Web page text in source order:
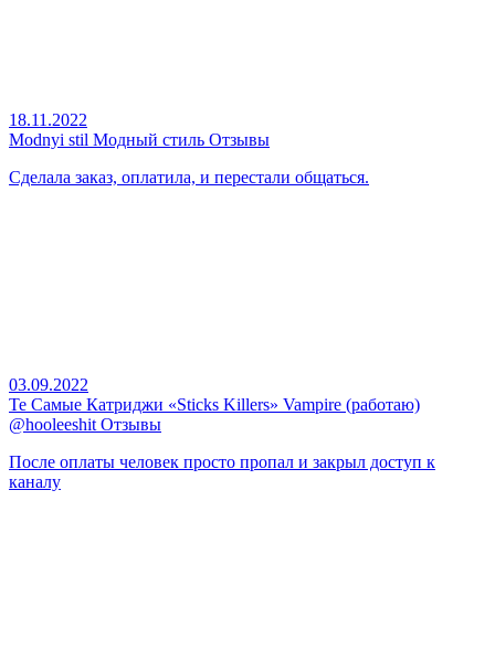
18.11.2022
Modnyi stil Модный стиль Отзывы
Сделала заказ, оплатила, и перестали общаться.
03.09.2022
Те Самые Катриджи «Sticks Killers» Vampire (работаю)
@hooleeshit Отзывы
После оплаты человек просто пропал и закрыл доступ к
каналу